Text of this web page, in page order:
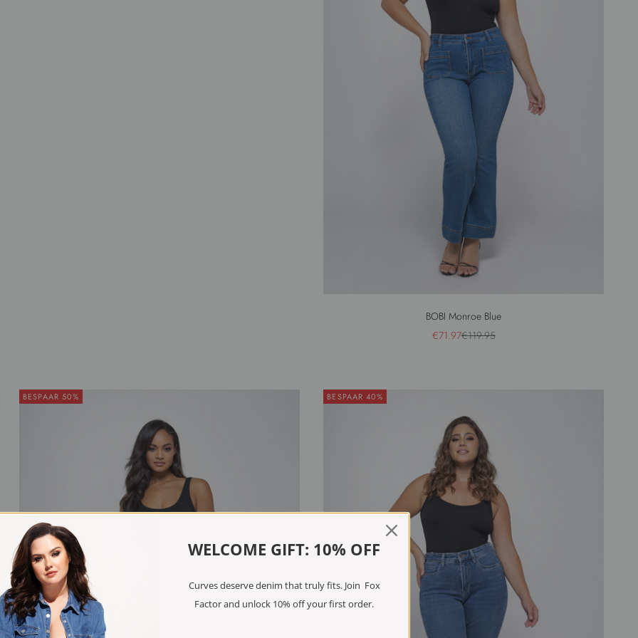
BOBI Monroe Blue
Aanbiedingsprijs
€71.97Normale prijs
€119.95
BESPAAR 50% BESPAAR 40%
WELCOME GIFT: 10% OFF
Curves deserve denim that truly fits. Join Fox
Factor and unlock 10% off your first order.